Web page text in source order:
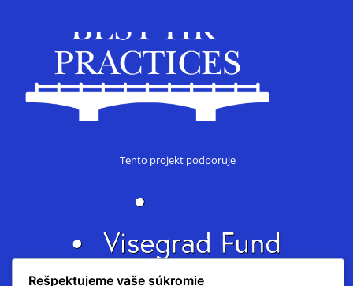
Tento projekt podporuje
Rešpektujeme vaše súkromie